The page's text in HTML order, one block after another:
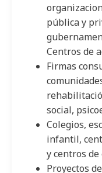
pública y
Centros de
Firmas
social,
Colegios,
infantil,
y centros
Proyectos